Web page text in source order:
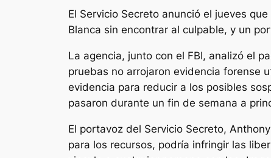
El Servicio Secreto anunció el jueves
Blanca sin encontrar al culpable, y un
La agencia, junto con el FBI, analizó el
pruebas no arrojaron evidencia forense
evidencia para reducir a los posibles
pasaron durante un fin de semana a
El portavoz del Servicio Secreto,
para los recursos, podría infringir las